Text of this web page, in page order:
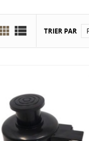
 TRIER PAR